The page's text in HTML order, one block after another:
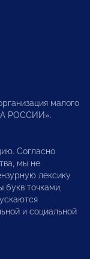
малого
РОССИИ».
Согласно
мы не
лексику
букв точками,
и социальной